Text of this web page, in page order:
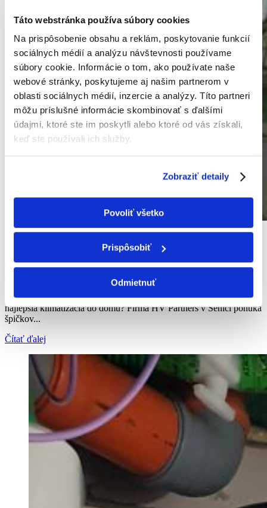
Táto webstránka používa súbory cookies
Na prispôsobenie obsahu a reklám, poskytovanie funkcií
sociálnych médií a analýzu návštevnosti používame
súbory cookie. Informácie o tom, ako používate naše
webové stránky, poskytujeme aj našim partnerom v
oblasti sociálnych médií, inzercie a analýzy. Títo partneri
môžu príslušné informácie skombinovať s ďalšími
údajmi, ktoré ste im poskytli alebo ktoré od vás získali,
keď ste používali ich služby.
Zobraziť detaily
Povoliť všetko
Prispôsobiť
Odmietnuť
Klimatizácia do domu: Pohodlie a úspora energie so
Kvalitná klimatizácia do domu od HV Partners v Senici Aká je
najlepšia klimatizácia do domu? Firma HV Partners v Senici ponúka
špičkov...
Čítať ďalej